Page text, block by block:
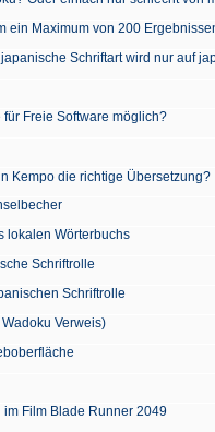
ein Maximum von 200
Schriftart wird nur auf
Freie Software möglich?
Kempo die richtige Übersetzung?
lokalen Wörterbuchs
Schriftrolle
Schriftrolle
Verweis)
im Film Blade Runner 2049